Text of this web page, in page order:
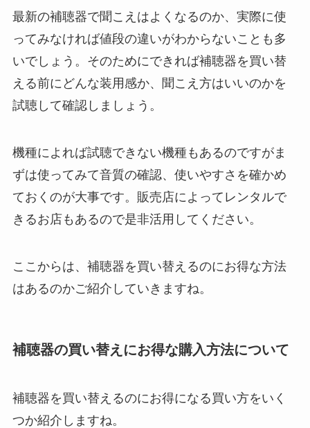
最新の補聴器で聞こえはよくなるのか、実際に使
ってみなければ値段の違いがわからないことも多
いでしょう。そのためにできれば補聴器を買い替
える前にどんな装用感か、聞こえ方はいいのかを
試聴して確認しましょう。
機種によれば試聴できない機種もあるのですがま
ずは使ってみて音質の確認、使いやすさを確かめ
ておくのが大事です。販売店によってレンタルで
きるお店もあるので是非活用してください。
ここからは、補聴器を買い替えるのにお得な方法
はあるのかご紹介していきますね。
補聴器の買い替えにお得な購入方法について
補聴器を買い替えるのにお得になる買い方をいく
つか紹介しますね。